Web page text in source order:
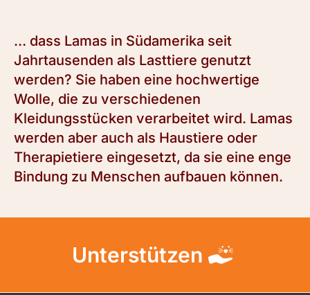
… dass Lamas in Südamerika seit
Jahrtausenden als Lasttiere genutzt
werden? Sie haben eine hochwertige
Wolle, die zu verschiedenen
Kleidungsstücken verarbeitet wird. Lamas
werden aber auch als Haustiere oder
Therapietiere eingesetzt, da sie eine enge
Bindung zu Menschen aufbauen können.
Unterstützen